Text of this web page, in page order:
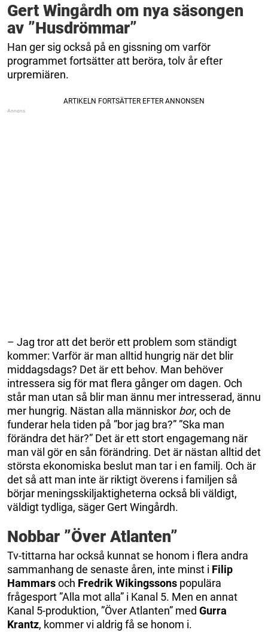
Gert Wingårdh om nya säsongen
av ”Husdrömmar”
Han ger sig också på en gissning om varför
programmet fortsätter att beröra, tolv år efter
urpremiären.
– Jag tror att det berör ett problem som ständigt
kommer: Varför är man alltid hungrig när det blir
middagsdags? Det är ett behov. Man behöver
intressera sig för mat flera gånger om dagen. Och
står man utan så blir man ännu mer intresserad, ännu
mer hungrig. Nästan alla människor bor, och de
funderar hela tiden på ”bor jag bra?” ”Ska man
förändra det här?” Det är ett stort engagemang när
man väl gör en sån förändring. Det är nästan alltid det
största ekonomiska beslut man tar i en familj. Och är
det så att man inte är riktigt överens i familjen så
börjar meningsskiljaktigheterna också bli väldigt,
väldigt tydliga, säger Gert Wingårdh.
Nobbar ”Över Atlanten”
Tv-tittarna har också kunnat se honom i flera andra
sammanhang de senaste åren, inte minst i Filip
Hammarsoch Fredrik Wikingssons populära
frågesport ”Alla mot alla” i Kanal 5. Men en annat
Kanal 5-produktion, ”Över Atlanten” med Gurra
Krantz, kommer vi aldrig få se honom i.